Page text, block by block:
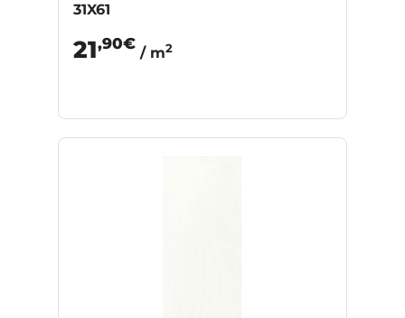
31X61
21,90€
/ m2